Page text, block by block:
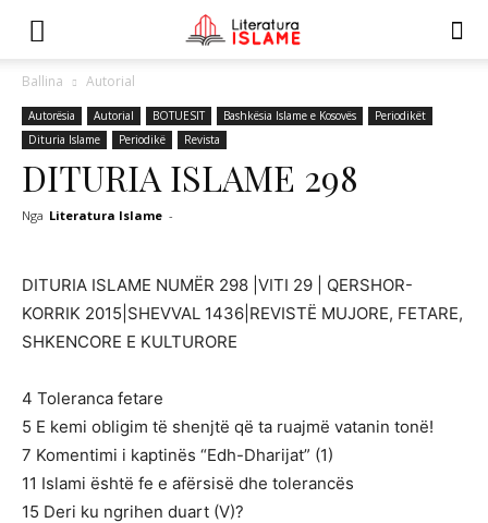
Ballina Autorial
Autorësia Autorial BOTUESIT Bashkësia Islame e Kosovës
Periodikët
Dituria Islame
Periodikë Revista
DITURIA ISLAME 298
Nga Literatura Islame -
DITURIA ISLAME NUMËR 298 |VITI 29 | QERSHOR-
KORRIK 2015|SHEVVAL 1436|REVISTË MUJORE, FETARE,
SHKENCORE E KULTURORE
4 Toleranca fetare
5 E kemi obligim të shenjtë që ta ruajmë vatanin tonë!
7 Komentimi i kaptinës “Edh-Dharijat” (1)
11 Islami është fe e afërsisë dhe tolerancës
15 Deri ku ngrihen duart (V)?